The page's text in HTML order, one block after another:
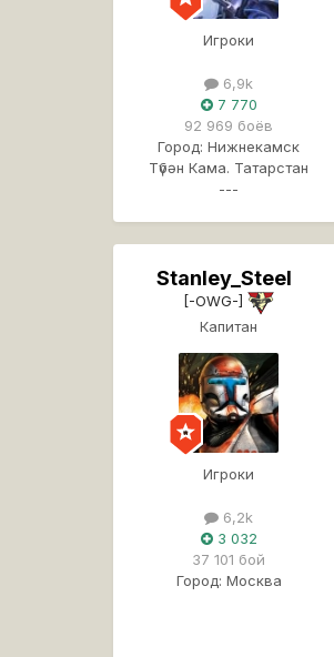
Игроки
6,9k
7 770
92 969 боёв
Город: Нижнекамск
Түбән Кама. Татарстан
---
Stanley_Steel
[-OWG-]
Капитан
Игроки
6,2k
3 032
37 101 бой
Город: Москва